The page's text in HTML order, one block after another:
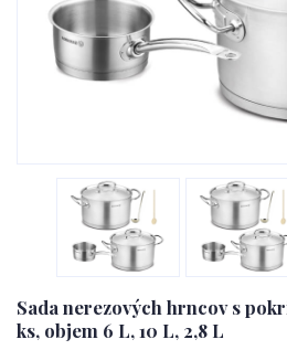
Sada nerezových hrncov s
ks, objem 6 L, 10 L, 2,8 L